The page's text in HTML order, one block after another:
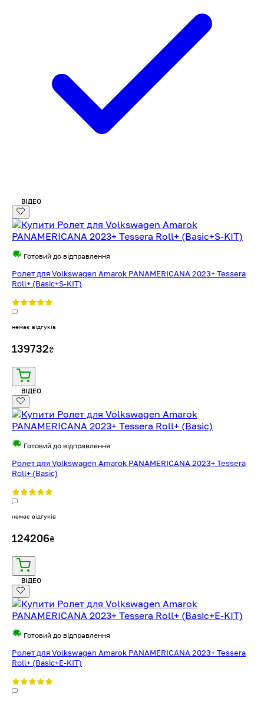
ВІДЕО
Готовий до відправлення
Ролет для Volkswagen Amarok PANAMERICANA 2023+ Tessera
Roll+ (Basic+S-KIT)
немає відгуків
139732₴
ВІДЕО
Готовий до відправлення
Ролет для Volkswagen Amarok PANAMERICANA 2023+ Tessera
Roll+ (Basic)
немає відгуків
124206₴
ВІДЕО
Готовий до відправлення
Ролет для Volkswagen Amarok PANAMERICANA 2023+ Tessera
Roll+ (Basic+E-KIT)